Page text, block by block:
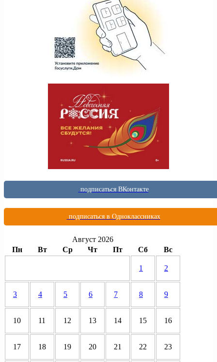
подписаться ВКонтакте
подписаться в Одноклассниках
Август 2026
Пн
Вт Ср Чт Пт Сб Вс
1 2
3 4 5 6 7 8 9
10 11 12 13 14 15 16
17 18 19 20 21 22 23